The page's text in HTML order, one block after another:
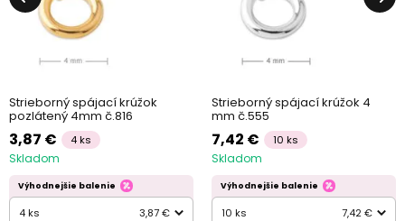
Strieborný spájací krúžok
pozlátený 4mm č.816
3,87 € 4 ks
Skladom
Výhodnejšie balenie
4 ks 3,87 €
Strieborný spájací krúžok 4
mm č.555
7,42 € 10 ks
Skladom
Výhodnejšie balenie
10 ks 7,42 €